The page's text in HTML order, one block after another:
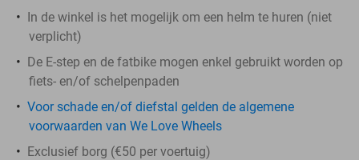
In de winkel is het mogelijk om een helm te huren (niet
verplicht)
De E-step en de fatbike mogen enkel gebruikt worden op
fiets- en/of schelpenpaden
Voor schade en/of diefstal gelden de algemene
voorwaarden van We Love Wheels
Exclusief borg (€50 per voertuig)